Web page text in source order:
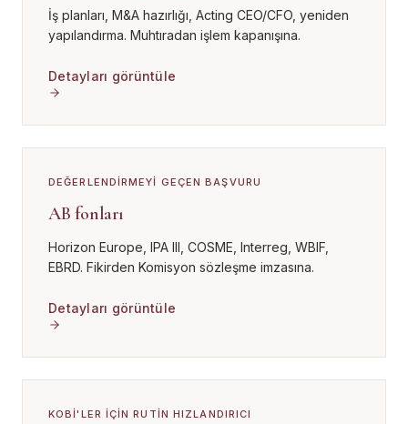
İş planları, M&A hazırlığı, Acting CEO/CFO, yeniden
yapılandırma. Muhtıradan işlem kapanışına.
Detayları görüntüle
DEĞERLENDIRMEYI GEÇEN BAŞVURU
AB fonları
Horizon Europe, IPA III, COSME, Interreg, WBIF,
EBRD. Fikirden Komisyon sözleşme imzasına.
Detayları görüntüle
KOBİ'LER IÇIN RUTIN HIZLANDIRICI